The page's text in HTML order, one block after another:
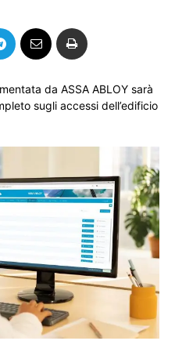
da ASSA ABLOY sarà
sugli accessi dell’edificio